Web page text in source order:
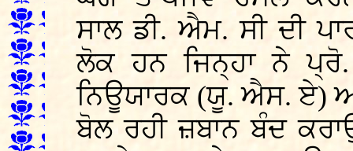
ਸਾਲ ਡੀ. ਐਮ. ਸੀ ਦੀ
ਲੋਕ ਹਨ ਜਿਨ੍ਹਾ ਨੇ
ਨਿਊਯਾਰਕ (ਯੂ. ਐਸ. ਏ)
ਬੋਲ ਰਹੀ ਜ਼ਬਾਨ ਬੰਦ